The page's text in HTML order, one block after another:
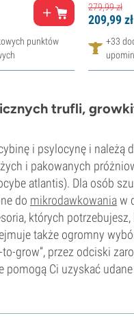
punktów
279,99zł
209,99zł
+33
trufli,
i psylocynę i należą
i pakowanych
atlantis). Dla osób
do mikrodawkowaniaw
których
także ogromny
grow”, przez odciski
pomogą Ci uzyskać